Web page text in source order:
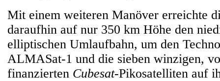
Mit einem weiteren Manöver erreichte
daraufhin auf nur 350 km Höhe den
elliptischen Umlaufbahn, um den
ALMASat-1 und die sieben winzigen,
finanzierten Cubesat-Pikosatelliten auf